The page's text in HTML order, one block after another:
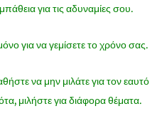
για τις αδυναμίες σου.
για να γεμίσετε το χρόνο σας.
να μην μιλάτε για τον εαυτό
μιλήστε για διάφορα θέματα.